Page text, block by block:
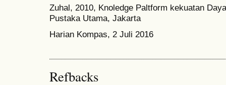
Zuhal, 2010, Knoledge Paltform kekuatan
Pustaka Utama, Jakarta
Harian Kompas, 2 Juli 2016
Refbacks